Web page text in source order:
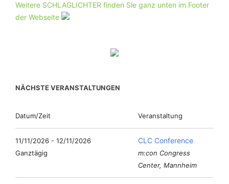
Weitere SCHLAGLICHTER finden Sie ganz unten im Footer
der Webseite
NÄCHSTE VERANSTALTUNGEN
Datum/Zeit Veranstaltung
11/11/2026 - 12/11/2026
Ganztägig
CLC Conference
m:con Congress
Center, Mannheim